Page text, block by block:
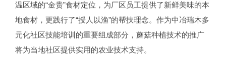
温区域的“金贵”食材定位，为厂区员工提供了新鲜美味的本
地食材，更践行了“授人以渔”的帮扶理念。作为中冶瑞木多
元化社区技能培训的重要组成部分，蘑菇种植技术的推广
将为当地社区提供实用的农业技术支持。